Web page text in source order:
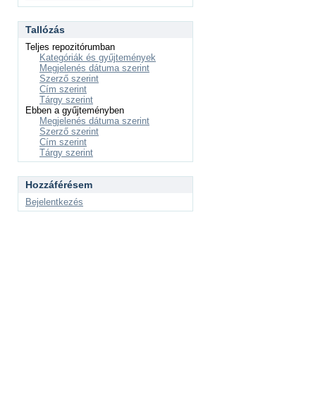
Tallózás
Teljes repozitórumban
Kategóriák és gyűjtemények
Megjelenés dátuma szerint
Szerző szerint
Cím szerint
Tárgy szerint
Ebben a gyűjteményben
Megjelenés dátuma szerint
Szerző szerint
Cím szerint
Tárgy szerint
Hozzáférésem
Bejelentkezés